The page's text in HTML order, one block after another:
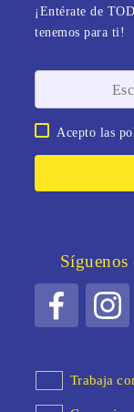
¡Entérate de
tenemos para ti!
Acepto las
Síguenos
Trabaja